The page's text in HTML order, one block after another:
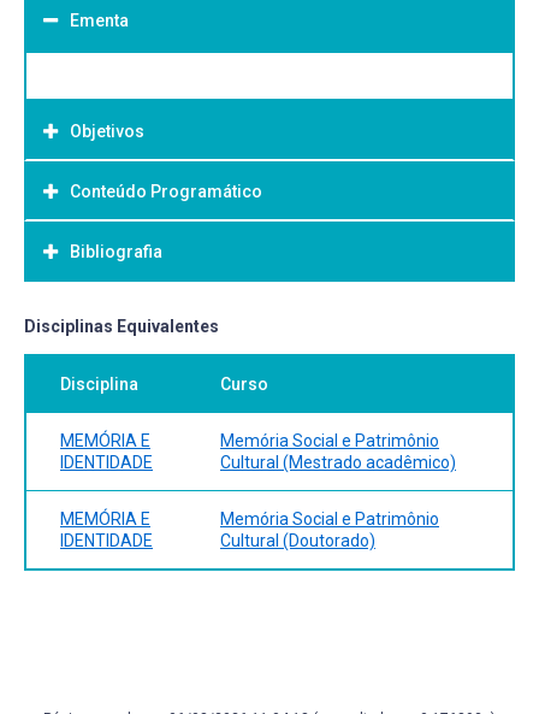
Ementa
Objetivos
Objetivo Geral:
Conteúdo Programático
Bibliografia
Bibliografia Básica:
Disciplinas Equivalentes
Disciplina Curso
MEMÓRIA E
IDENTIDADE
Memória Social e Patrimônio
Cultural (Mestrado acadêmico)
MEMÓRIA E
IDENTIDADE
Memória Social e Patrimônio
Cultural (Doutorado)